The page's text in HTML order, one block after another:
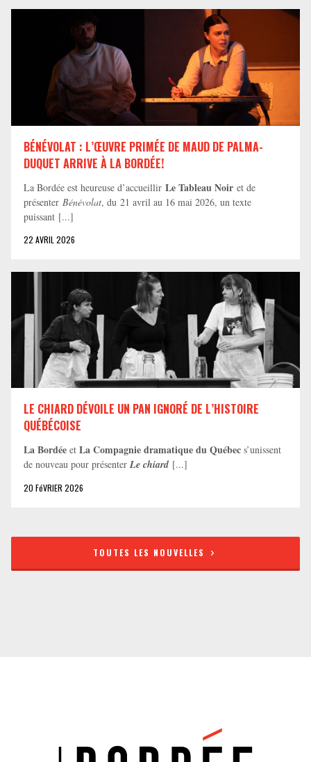
BÉNÉVOLAT : L’ŒUVRE PRIMÉE DE MAUD DE PALMA-
DUQUET ARRIVE À LA BORDÉE!
La Bordée est heureuse d’accueillir Le Tableau Noir et de
présenter Bénévolat, du 21 avril au 16 mai 2026, un texte
puissant [...]
22 AVRIL 2026
LE CHIARD DÉVOILE UN PAN IGNORÉ DE L’HISTOIRE
QUÉBÉCOISE
La Bordée et La Compagnie dramatique du Québec s’unissent
de nouveau pour présenter Le chiard [...]
20 FéVRIER 2026
TOUTES LES NOUVELLES